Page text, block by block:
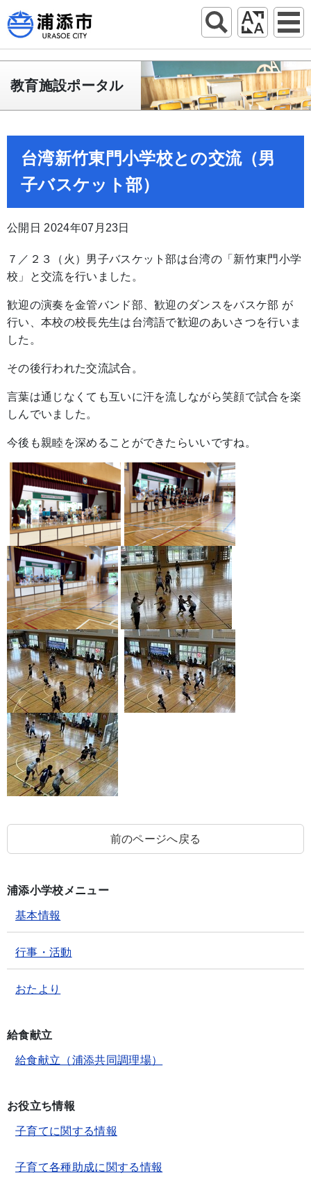
教育施設ポータル
台湾新竹東門小学校との交流（男
子バスケット部）
公開日 2024年07月23日
７／２３（火）男子バスケット部は台湾の「新竹東門小学
校」と交流を行いました。
歓迎の演奏を金管バンド部、歓迎のダンスをバスケ部 が
行い、本校の校長先生は台湾語で歓迎のあいさつを行いま
した。
その後行われた交流試合。
言葉は通じなくても互いに汗を流しながら笑顔で試合を楽
しんでいました。
今後も親睦を深めることができたらいいですね。
前のページへ戻る
浦添小学校メニュー
基本情報
行事・活動
おたより
給食献立
給食献立（浦添共同調理場）
お役立ち情報
子育てに関する情報
子育て各種助成に関する情報